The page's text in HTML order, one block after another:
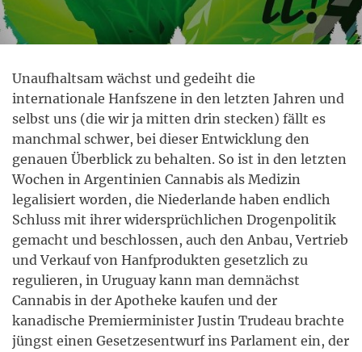
Unaufhaltsam wächst und gedeiht die
internationale Hanfszene in den letzten Jahren und
selbst uns (die wir ja mitten drin stecken) fällt es
manchmal schwer, bei dieser Entwicklung den
genauen Überblick zu behalten. So ist in den letzten
Wochen in Argentinien Cannabis als Medizin
legalisiert worden, die Niederlande haben endlich
Schluss mit ihrer widersprüchlichen Drogenpolitik
gemacht und beschlossen, auch den Anbau, Vertrieb
und Verkauf von Hanfprodukten gesetzlich zu
regulieren, in Uruguay kann man demnächst
Cannabis in der Apotheke kaufen und der
kanadische Premierminister Justin Trudeau brachte
jüngst einen Gesetzesentwurf ins Parlament ein, der